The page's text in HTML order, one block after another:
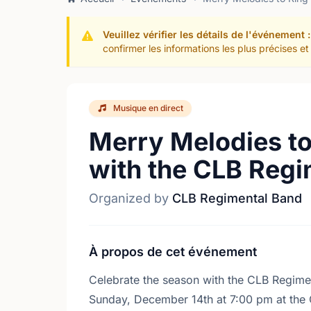
Veuillez vérifier les détails de l'événement :
confirmer les informations les plus précises
Musique en direct
Merry Melodies
with the CLB
Organized by CLB Regimental Band
À propos de cet événement
Celebrate the season with the CLB
Sunday, December 14th at 7:00 pm at